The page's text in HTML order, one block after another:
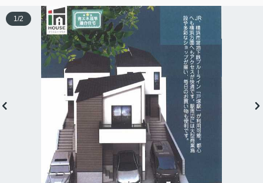
1/2